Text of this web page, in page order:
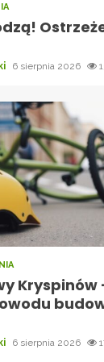
6 sierpnia 2026
Kryspinów
6 sierpnia 2026